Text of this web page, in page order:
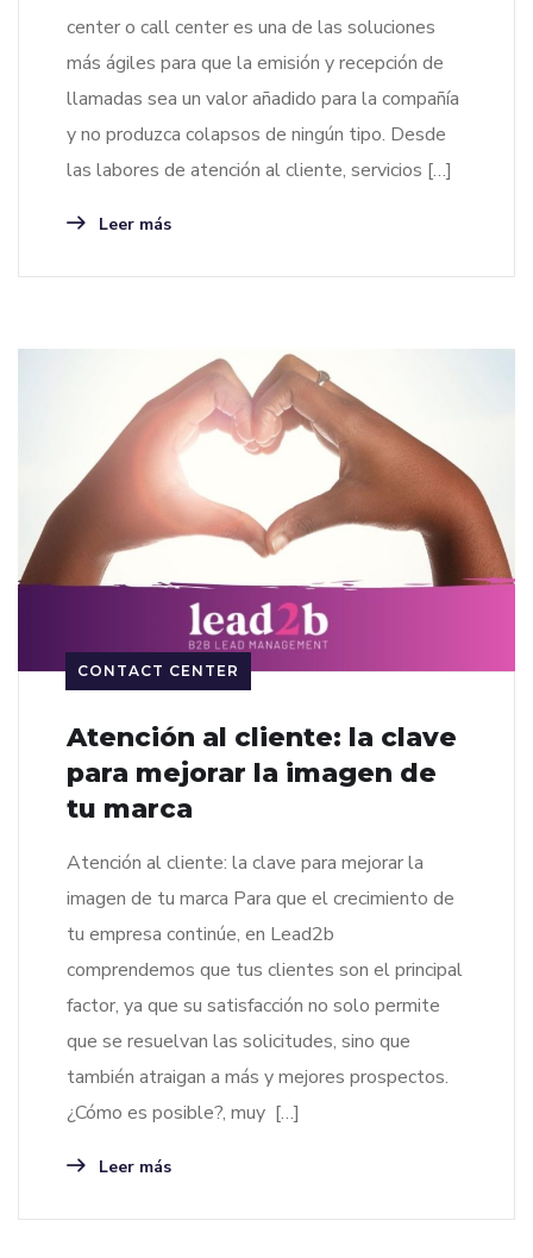
center o call center es una de las soluciones
más ágiles para que la emisión y recepción de
llamadas sea un valor añadido para la compañía
y no produzca colapsos de ningún tipo. Desde
las labores de atención al cliente, servicios […]
Leer más
CONTACT CENTER
Atención al cliente: la clave
para mejorar la imagen de
tu marca
Atención al cliente: la clave para mejorar la
imagen de tu marca Para que el crecimiento de
tu empresa continúe, en Lead2b
comprendemos que tus clientes son el principal
factor, ya que su satisfacción no solo permite
que se resuelvan las solicitudes, sino que
también atraigan a más y mejores prospectos.
¿Cómo es posible?, muy […]
Leer más